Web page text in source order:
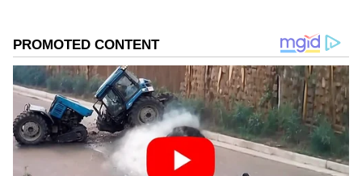
ராசிக்காரர்களுக்கு சுக்கிர மகா தசை
தொடக்கம்.! குபேரனாக மாற பொன்னான
வாய்ப்பு.!
ஏசியாநெட் தமிழ்-ஐ உங்கள் முதன்மைத்
தேர்வாக்குங்கள்